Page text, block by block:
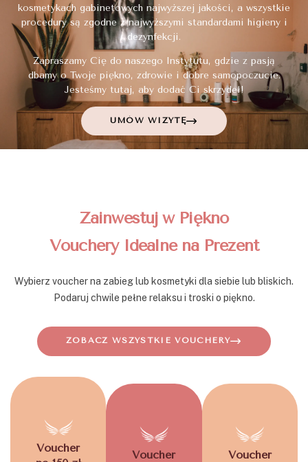
kosmetykach gabinetowych najwyższej jakości, a wszystkie
procedury są zgodne z najwyższymi standardami higieny i
dezynfekcji.
Zapraszamy Cię do naszego Instytutu, gdzie z pasją
dbamy o Twoje piękno, zdrowie i dobre samopoczucie.
Jesteśmy tutaj, aby dodać Ci skrzydeł!
UMÓW WIZYTĘ
Zainwestuj w Piękno
Vouchery Idealne na Prezent
Wybierz voucher na zabieg lub kosmetyki dla siebie lub bliskich.
Podaruj chwile pełne relaksu i troski o piękno.
ZOBACZ WSZYSTKIE VOUCHERY
Voucher
Voucher
Voucher